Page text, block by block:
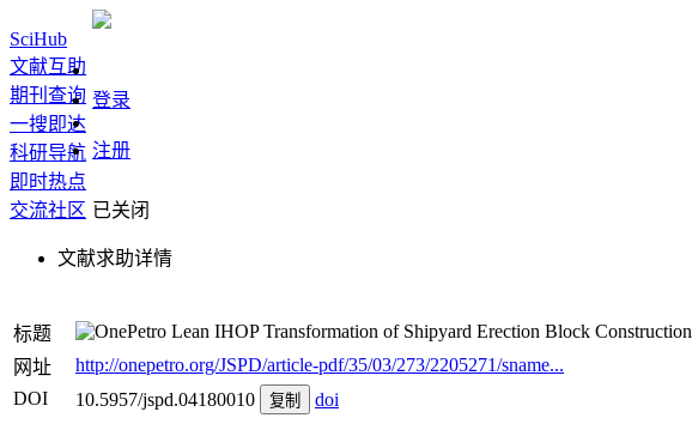
SciHub
文献互助
期刊查询
一搜即达
科研导航
即时热点
交流社区
登录
注册
已关闭
文献求助详情
标题
Lean IHOP Transformation of Shipyard Erection Block Construction
网址
http://onepetro.org/JSPD/article-pdf/35/03/273/2205271/sname...
DOI
10.5957/jspd.04180010 复制 doi